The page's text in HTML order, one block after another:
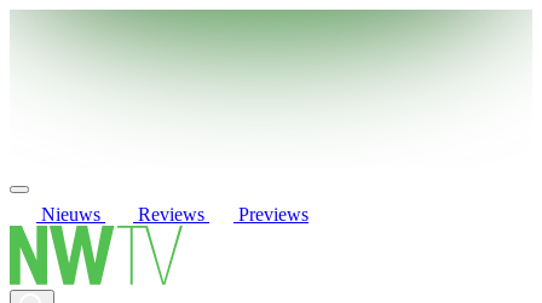
Nieuws Reviews Previews